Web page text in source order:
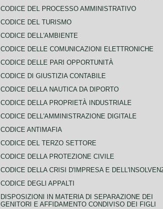
CODICE DEL PROCESSO AMMINISTRATIVO
CODICE DEL TURISMO
CODICE DELL'AMBIENTE
CODICE DELLE COMUNICAZIONI ELETTRONICHE
CODICE DELLE PARI OPPORTUNITÀ
CODICE DI GIUSTIZIA CONTABILE
CODICE DELLA NAUTICA DA DIPORTO
CODICE DELLA PROPRIETÀ INDUSTRIALE
CODICE DELL'AMMINISTRAZIONE DIGITALE
CODICE ANTIMAFIA
CODICE DEL TERZO SETTORE
CODICE DELLA PROTEZIONE CIVILE
CODICE DELLA CRISI D'IMPRESA E
CODICE DEGLI APPALTI
DISPOSIZIONI IN MATERIA DI SEPARAZIONE DEI
GENITORI E AFFIDAMENTO CONDIVISO DEI FIGLI